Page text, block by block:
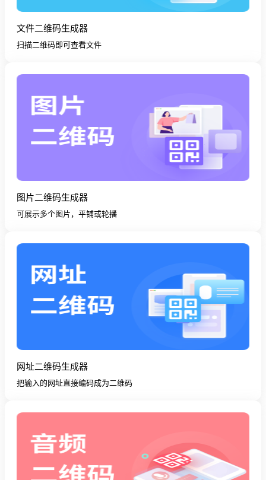
文件二维码生成器
扫描二维码即可查看文件
图片二维码生成器
可展示多个图片，平铺或轮播
网址二维码生成器
把输入的网址直接编码成为二维码